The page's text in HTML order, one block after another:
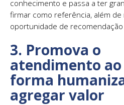
conhecimento e passa a ter
firmar como referência, além de
oportunidade de
3. Promova o
atendimento
forma
agregar valor